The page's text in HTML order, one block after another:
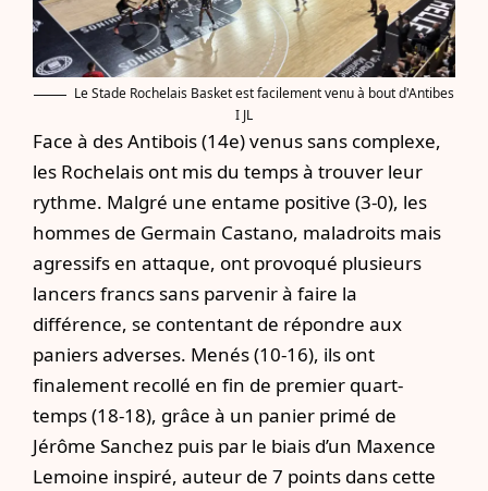
Le Stade Rochelais Basket est facilement venu à bout d'Antibes
I JL
Face à des Antibois (14e) venus sans complexe,
les Rochelais ont mis du temps à trouver leur
rythme. Malgré une entame positive (3-0), les
hommes de Germain Castano, maladroits mais
agressifs en attaque, ont provoqué plusieurs
lancers francs sans parvenir à faire la
différence, se contentant de répondre aux
paniers adverses. Menés (10-16), ils ont
finalement recollé en fin de premier quart-
temps (18-18), grâce à un panier primé de
Jérôme Sanchez puis par le biais d’un Maxence
Lemoine inspiré, auteur de 7 points dans cette